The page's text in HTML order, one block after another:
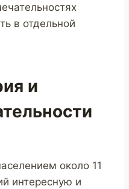
в отдельной
и
около 11
интересную и